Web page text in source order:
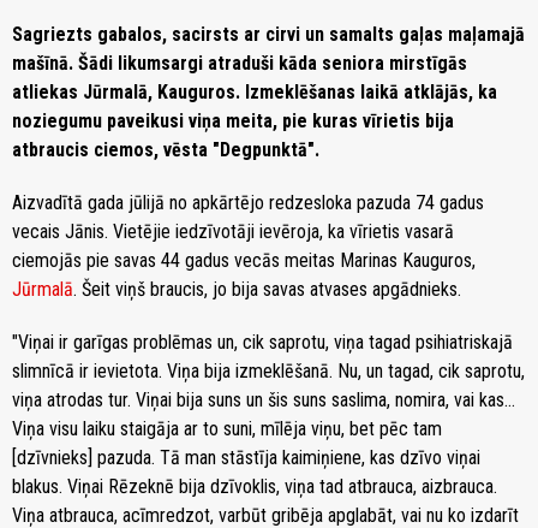
Sagriezts gabalos, sacirsts ar cirvi un samalts gaļas maļamajā
mašīnā. Šādi likumsargi atraduši kāda seniora mirstīgās
atliekas Jūrmalā, Kauguros. Izmeklēšanas laikā atklājās, ka
noziegumu paveikusi viņa meita, pie kuras vīrietis bija
atbraucis ciemos, vēsta "Degpunktā".
Aizvadītā gada jūlijā no apkārtējo redzesloka pazuda 74 gadus
vecais Jānis. Vietējie iedzīvotāji ievēroja, ka vīrietis vasarā
ciemojās pie savas 44 gadus vecās meitas Marinas Kauguros,
Jūrmalā. Šeit viņš braucis, jo bija savas atvases apgādnieks.
"Viņai ir garīgas problēmas un, cik saprotu, viņa tagad psihiatriskajā
slimnīcā ir ievietota. Viņa bija izmeklēšanā. Nu, un tagad, cik saprotu,
viņa atrodas tur. Viņai bija suns un šis suns saslima, nomira, vai kas…
Viņa visu laiku staigāja ar to suni, mīlēja viņu, bet pēc tam
[dzīvnieks] pazuda. Tā man stāstīja kaimiņiene, kas dzīvo viņai
blakus. Viņai Rēzeknē bija dzīvoklis, viņa tad atbrauca, aizbrauca.
Viņa atbrauca, acīmredzot, varbūt gribēja apglabāt, vai nu ko izdarīt